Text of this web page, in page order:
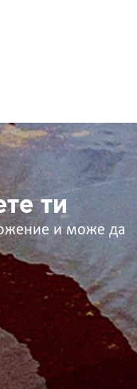
ти
и може да